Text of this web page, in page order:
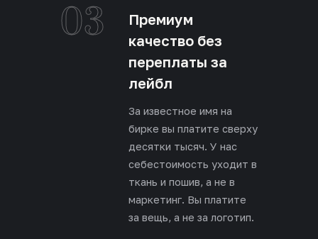
03
Премиум
качество без
переплаты за
лейбл
За известное имя на
бирке вы платите сверху
десятки тысяч. У нас
себестоимость уходит в
ткань и пошив, а не в
маркетинг. Вы платите
за вещь, а не за логотип.